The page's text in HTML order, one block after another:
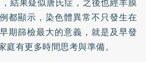
都顯示，染色體異常不只發生在
期篩檢最大的意義，就是及早發
庭有更多時間思考與準備。